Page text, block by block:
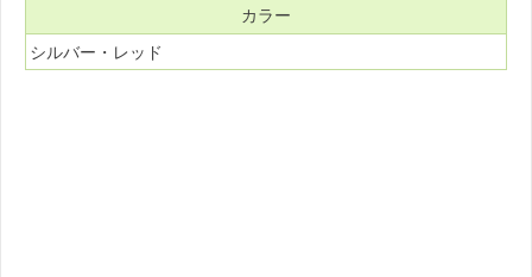
カラー
シルバー・レッド